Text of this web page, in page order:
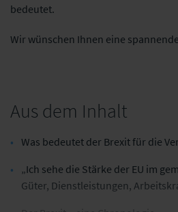
bedeutet.
Wir wünschen Ihnen eine
Aus dem Inhalt
Was bedeutet der Brexit für die
„Ich sehe die Stärke der EU im
Güter, Dienstleistungen,